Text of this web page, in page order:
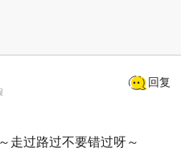
回复
走过路过不要错过呀～